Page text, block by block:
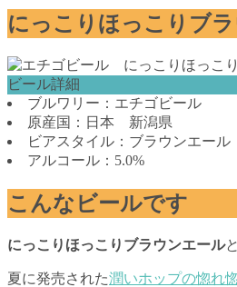
にっこりほっこりブ
ビール詳細
ブルワリー：エチゴビール
原産国：日本 新潟県
ビアスタイル：ブラウンエール
アルコール：5.0%
こんなビールです
にっこりほっこりブラウンエール
夏に発売された潤いホップの惚れ